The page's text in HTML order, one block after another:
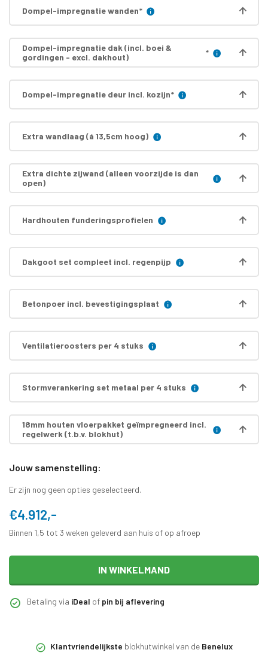
Dompel-impregnatie wanden*
Dompel-impregnatie dak (incl. boei &
gordingen - excl. dakhout)
*
Dompel-impregnatie deur incl. kozijn*
Extra wandlaag (á 13,5cm hoog)
Extra dichte zijwand (alleen voorzijde is dan
open)
Hardhouten funderingsprofielen
Dakgoot set compleet incl. regenpijp
Betonpoer incl. bevestigingsplaat
Ventilatieroosters per 4 stuks
Stormverankering set metaal per 4 stuks
18mm houten vloerpakket geïmpregneerd incl.
regelwerk (t.b.v. blokhut)
Jouw samenstelling:
Er zijn nog geen opties geselecteerd.
€4.912,-
Binnen 1,5 tot 3 weken geleverd aan huis of op afroep
IN WINKELMAND
Betaling via iDeal of pin bij aflevering
Klantvriendelijkste blokhutwinkel van de Benelux